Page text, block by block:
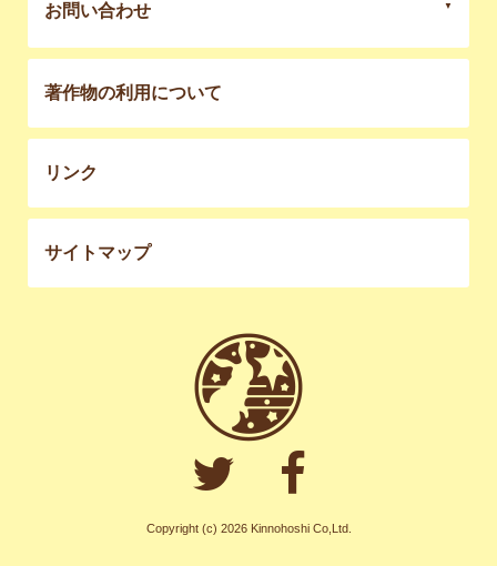
お問い合わせ
著作物の利用について
リンク
サイトマップ
Copyright (c) 2026 Kinnohoshi Co,Ltd.